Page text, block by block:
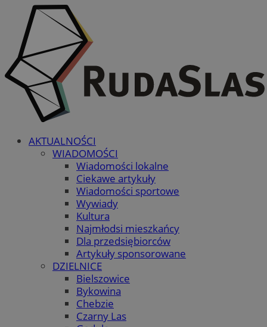
AKTUALNOŚCI
WIADOMOŚCI
Wiadomości lokalne
Ciekawe artykuły
Wiadomości sportowe
Wywiady
Kultura
Najmłodsi mieszkańcy
Dla przedsiębiorców
Artykuły sponsorowane
DZIELNICE
Bielszowice
Bykowina
Chebzie
Czarny Las